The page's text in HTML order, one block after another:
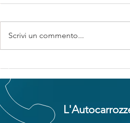
Confederati e
assicuratori. La bella
ma non era meglio se
continuava a dorm
Scrivi un commento...